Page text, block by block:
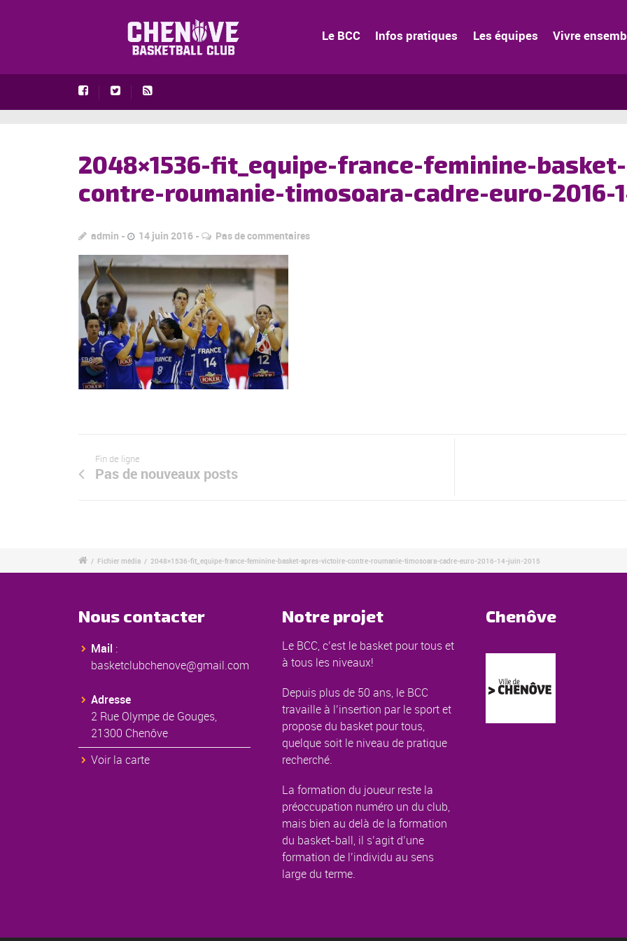
Le BCC Infos pratiques Les équipes Vivre
2048×1536-fit_equipe-france-feminine-
contre-roumanie-timosoara-cadre-euro-2016-
admin 14 juin 2016 Pas de commentaires
Fin de ligne
Pas de nouveaux posts
/ Fichier média / 2048×1536-fit_equipe-france-feminine-basket-apres-victoire-contre-roumanie-timosoara-cadre-euro-2016-14-juin-2015
Nous contacter
Mail :
basketclubchenove@gmail.com
Adresse
2 Rue Olympe de Gouges,
21300 Chenôve
Voir la carte
Notre projet
Le BCC, c’est le basket pour tous et
à tous les niveaux!
Depuis plus de 50 ans, le BCC
travaille à l’insertion par le sport et
propose du basket pour tous,
quelque soit le niveau de pratique
recherché.
La formation du joueur reste la
préoccupation numéro un du club,
mais bien au delà de la formation
du basket-ball, il s’agit d’une
formation de l’individu au sens
large du terme.
Chenôve